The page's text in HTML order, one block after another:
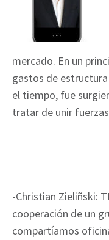
mercado. En un
gastos de
el tiempo, fue
tratar de unir
-Christian Zieliñski:
cooperación de un
compartíamos